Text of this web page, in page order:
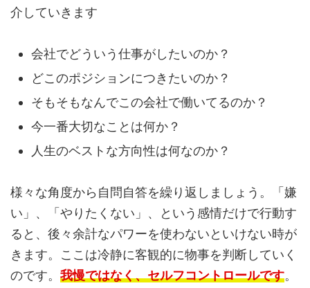
介していきます
会社でどういう仕事がしたいのか？
どこのポジションにつきたいのか？
そもそもなんでこの会社で働いてるのか？
今一番大切なことは何か？
人生のベストな方向性は何なのか？
様々な角度から自問自答を繰り返しましょう。「嫌
い」、「やりたくない」、という感情だけで行動す
ると、後々余計なパワーを使わないといけない時が
きます。ここは冷静に客観的に物事を判断していく
のです。 我慢ではなく、セルフコントロールです。